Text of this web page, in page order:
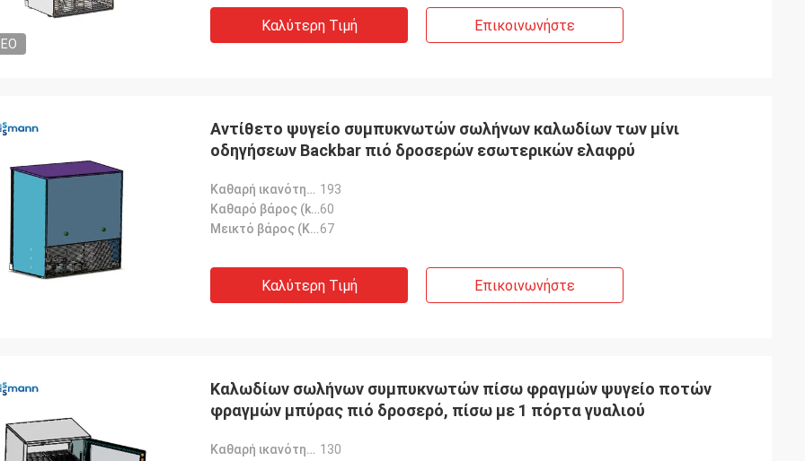
Καλύτερη Τιμή Επικοινωνήστε
Αντίθετο ψυγείο συμπυκνωτών σωλήνων καλωδίων των μίνι
οδηγήσεων Backbar πιό δροσερών εσωτερικών ελαφρύ
Καθαρή ικανότητα (λ): 193
Καθαρό βάρος (kg):60
Μεικτό βάρος (KG):67
Καλύτερη Τιμή Επικοινωνήστε
Καλωδίων σωλήνων συμπυκνωτών πίσω φραγμών ψυγείο ποτών
φραγμών μπύρας πιό δροσερό, πίσω με 1 πόρτα γυαλιού
Καθαρή ικανότητα (λ): 130